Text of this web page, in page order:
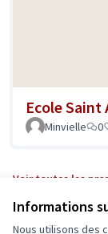
Informations
Nous utilisons des
Ecole Saint
Minvielle 0
Voir toutes les